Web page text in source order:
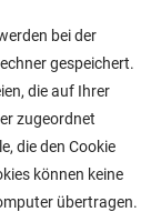
bei der
gespeichert.
die auf Ihrer
zugeordnet
die den Cookie
können keine
übertragen.